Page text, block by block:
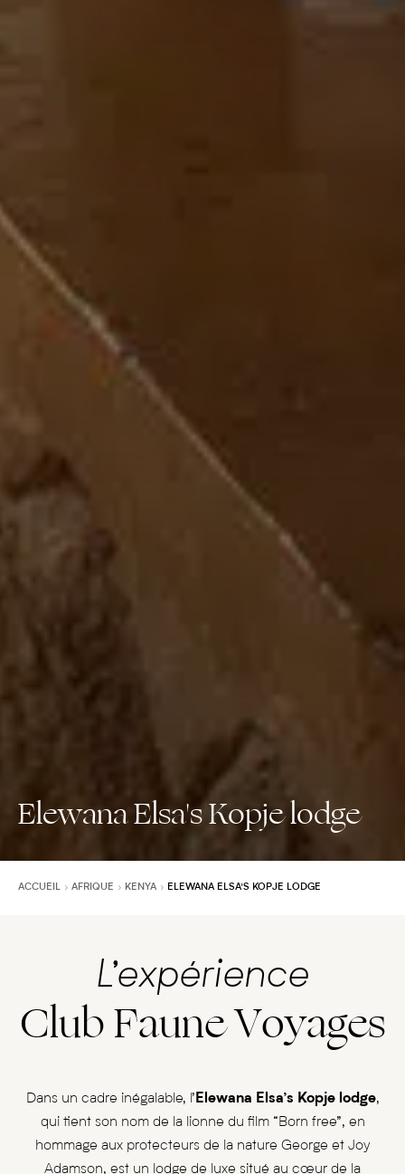
Elewana Elsa's Kopje lodge
ACCUEIL AFRIQUE KENYA ELEWANA ELSA’S KOPJE LODGE
L’expérience
Club Faune Voyages
Dans un cadre inégalable, l’ Elewana Elsa’s Kopje lodge,
qui tient son nom de la lionne du film “Born free”, en
hommage aux protecteurs de la nature George et Joy
Adamson, est un lodge de luxe situé au cœur de la